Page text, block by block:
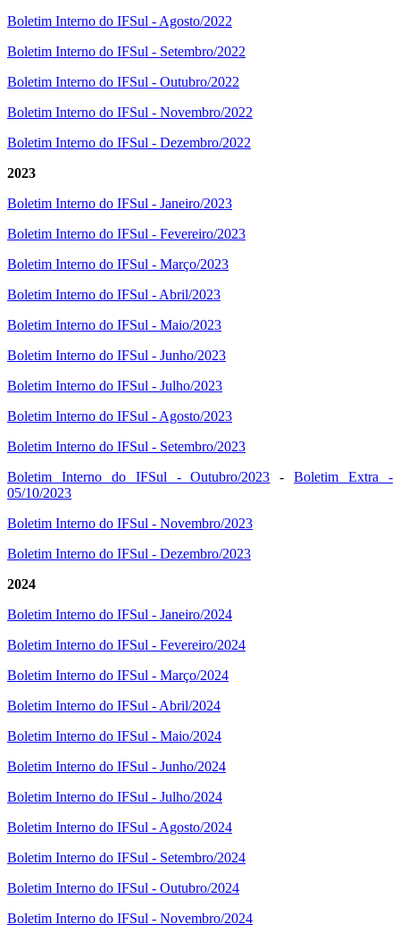
Boletim Interno do IFSul - Agosto/2022
Boletim Interno do IFSul - Setembro/2022
Boletim Interno do IFSul - Outubro/2022
Boletim Interno do IFSul - Novembro/2022
Boletim Interno do IFSul - Dezembro/2022
2023
Boletim Interno do IFSul - Janeiro/2023
Boletim Interno do IFSul - Fevereiro/2023
Boletim Interno do IFSul - Março/2023
Boletim Interno do IFSul - Abril/2023
Boletim Interno do IFSul - Maio/2023
Boletim Interno do IFSul - Junho/2023
Boletim Interno do IFSul - Julho/2023
Boletim Interno do IFSul - Agosto/2023
Boletim Interno do IFSul - Setembro/2023
Boletim Interno do IFSul - Outubro/2023 -Boletim Extra -
05/10/2023
Boletim Interno do IFSul - Novembro/2023
Boletim Interno do IFSul - Dezembro/2023
2024
Boletim Interno do IFSul - Janeiro/2024
Boletim Interno do IFSul - Fevereiro/2024
Boletim Interno do IFSul - Março/2024
Boletim Interno do IFSul - Abril/2024
Boletim Interno do IFSul - Maio/2024
Boletim Interno do IFSul - Junho/2024
Boletim Interno do IFSul - Julho/2024
Boletim Interno do IFSul - Agosto/2024
Boletim Interno do IFSul - Setembro/2024
Boletim Interno do IFSul - Outubro/2024
Boletim Interno do IFSul - Novembro/2024